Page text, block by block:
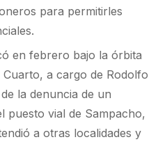
para permitirles
en febrero bajo la órbita
Cuarto, a cargo de Rodolfo
la denuncia de un
puesto vial de Sampacho,
a otras localidades y